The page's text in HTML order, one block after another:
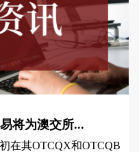
将为澳交所...
在其OTCQX和OTCQB